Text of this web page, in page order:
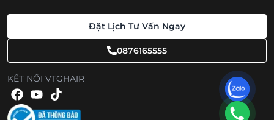
Đặt Lịch Tư Vấn Ngay
0876165555
KẾT NỐI VTGHAIR